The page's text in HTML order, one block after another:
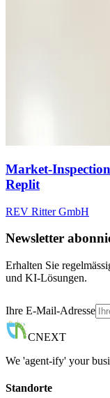
Market-
Replit
REV Ritter GmbH
Newsletter
Erhalten Sie
und KI-Lösungen.
Ihre E-Mail-Adresse
CNEXT
We 'agent-ify' your
Standorte